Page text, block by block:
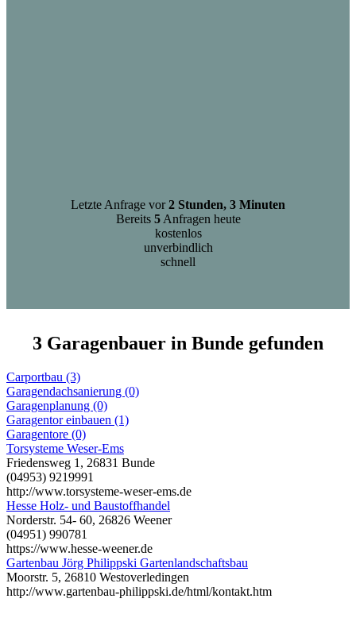
Letzte Anfrage vor2 Stunden, 3 Minuten
Bereits 5Anfragen heute
kostenlos
unverbindlich
schnell
3 Garagenbauer in Bunde gefunden
Carportbau (3)
Garagendachsanierung (0)
Garagenplanung (0)
Garagentor einbauen (1)
Garagentore (0)
Torsysteme Weser-Ems
Friedensweg 1, 26831 Bunde
(04953) 9219991
http://www.torsysteme-weser-ems.de
Hesse Holz- und Baustoffhandel
Norderstr. 54- 60, 26826 Weener
(04951) 990781
https://www.hesse-weener.de
Gartenbau Jörg Philippski Gartenlandschaftsbau
Moorstr. 5, 26810 Westoverledingen
http://www.gartenbau-philippski.de/html/kontakt.htm